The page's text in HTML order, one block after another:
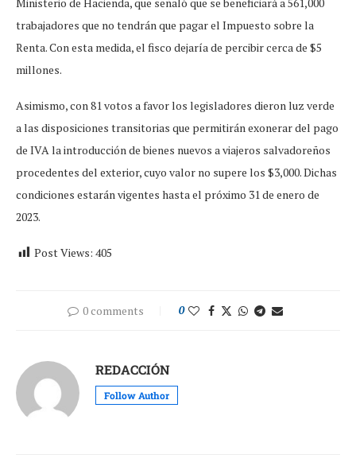
trabajadores que no tendrán que pagar el Impuesto sobre la
Renta. Con esta medida, el fisco dejaría de percibir cerca de $5
millones.
Asimismo, con 81 votos a favor los legisladores dieron luz verde
a las disposiciones transitorias que permitirán exonerar del pago
de IVA la introducción de bienes nuevos a viajeros salvadoreños
procedentes del exterior, cuyo valor no supere los $3,000. Dichas
condiciones estarán vigentes hasta el próximo 31 de enero de
2023.
Post Views: 405
0 comments 0
REDACCIÓN
Follow Author